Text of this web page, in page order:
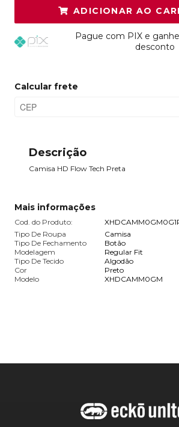
ADICIONAR AO
Pague com PIX e
desconto
Calcular frete
Descrição
Camisa HD Flow Tech Preta
Mais informações
Cod. do Produto:
Tipo De Roupa
Camisa
Tipo De Fechamento
Botão
Modelagem
Regular Fit
Tipo De Tecido
Algodão
Cor
Preto
Modelo
XHDCAMM0GM